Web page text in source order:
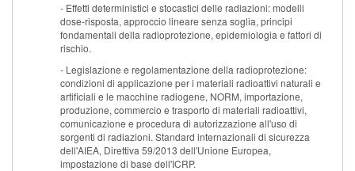
- Effetti deterministici e stocastici delle radiazioni: modelli
dose-risposta, approccio lineare senza soglia, principi
fondamentali della radioprotezione, epidemiologia e fattori di
rischio.
- Legislazione e regolamentazione della radioprotezione:
condizioni di applicazione per i materiali radioattivi naturali e
artificiali e le macchine radiogene, NORM, importazione,
produzione, commercio e trasporto di materiali radioattivi,
comunicazione e procedura di autorizzazione all'uso di
sorgenti di radiazioni. Standard internazionali di sicurezza
dell'AIEA, Direttiva 59/2013 dell'Unione Europea,
impostazione di base dell'ICRP.